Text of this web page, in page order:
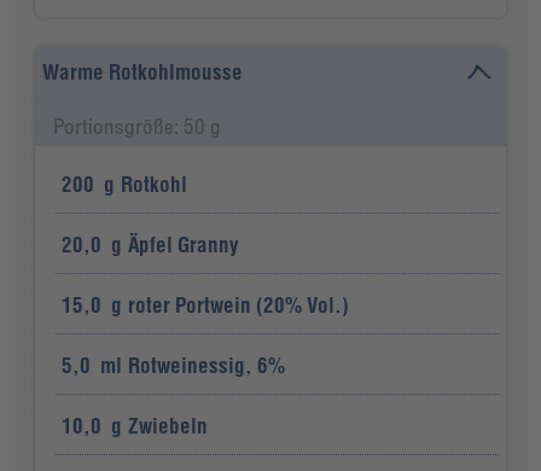
Warme Rotkohlmousse
Portionsgröße: 50 g
200 g Rotkohl
20,0 g Äpfel Granny
15,0 g roter Portwein (20% Vol.)
5,0 ml Rotweinessig, 6%
10,0 g Zwiebeln